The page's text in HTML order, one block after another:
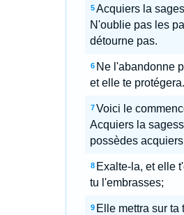
5 Acquiers la
N'oublie pas les
détourne pas.
6 Ne l'abandonne
et elle te protégera.
7 Voici le
Acquiers la
possèdes
8 Exalte-la, et elle
tu l'embrasses;
9 Elle mettra sur ta